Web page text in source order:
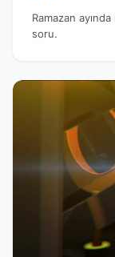
Ramazan
soru.